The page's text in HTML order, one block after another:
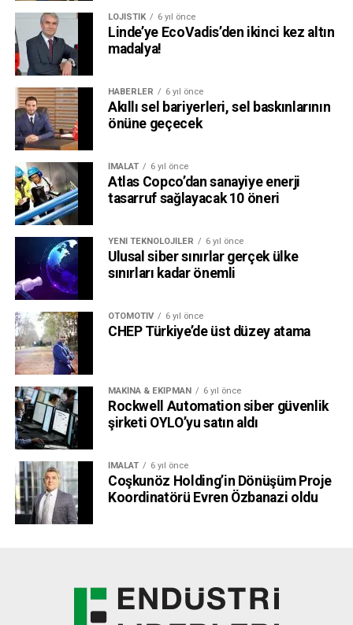
LOJISTIK 6 yıl önce
Linde’ye EcoVadis’den ikinci kez altın
madalya!
HABERLER 6 yıl önce
Akıllı sel bariyerleri, sel baskınlarının
önüne geçecek
İMALAT 6 yıl önce
Atlas Copco’dan sanayiye enerji
tasarruf sağlayacak 10 öneri
YENI TEKNOLOJILER 6 yıl önce
Ulusal siber sınırlar gerçek ülke
sınırları kadar önemli
OTOMOTIV 6 yıl önce
CHEP Türkiye’de üst düzey atama
MAKINA & EKIPMAN 6 yıl önce
Rockwell Automation siber güvenlik
şirketi OYLO’yu satın aldı
İMALAT 6 yıl önce
Coşkunöz Holding’in Dönüşüm Proje
Koordinatörü Evren Özbanazi oldu